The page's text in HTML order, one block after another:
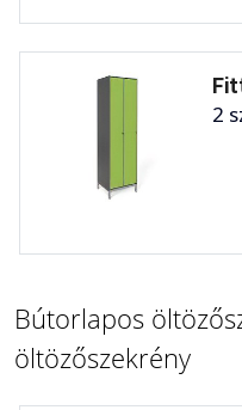
2
Bútorlapos
öltözőszekrény